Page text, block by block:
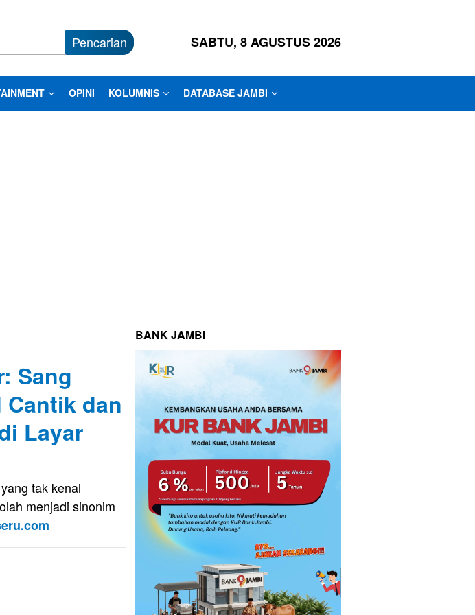
Pencarian SABTU, 8 AGUSTUS 2026
OPINI KOLUMNIS DATABASE JAMBI
Sang
dan
Layar
tak kenal
menjadi sinonim
BANK JAMBI